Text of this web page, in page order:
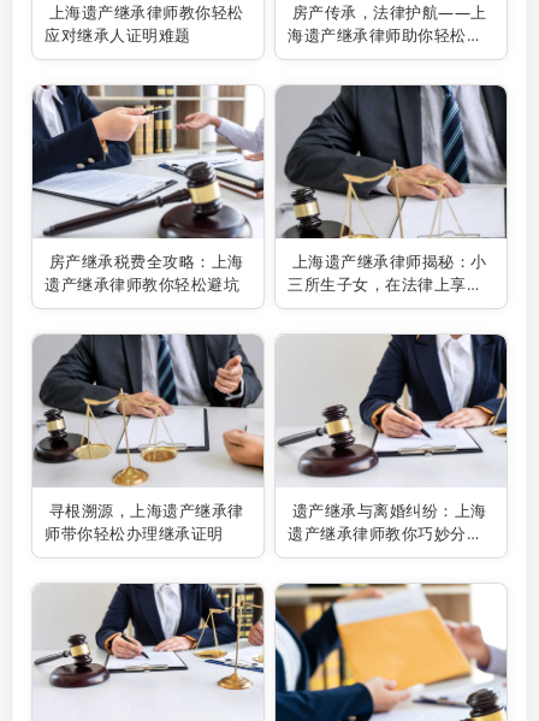
上海遗产继承律师教你轻松
应对继承人证明难题
房产传承，法律护航——上
海遗产继承律师助你轻松过
户父母房产
房产继承税费全攻略：上海
遗产继承律师教你轻松避坑
上海遗产继承律师揭秘：小
三所生子女，在法律上享有
何种继承权？
寻根溯源，上海遗产继承律
师带你轻松办理继承证明
遗产继承与离婚纠纷：上海
遗产继承律师教你巧妙分割
财产